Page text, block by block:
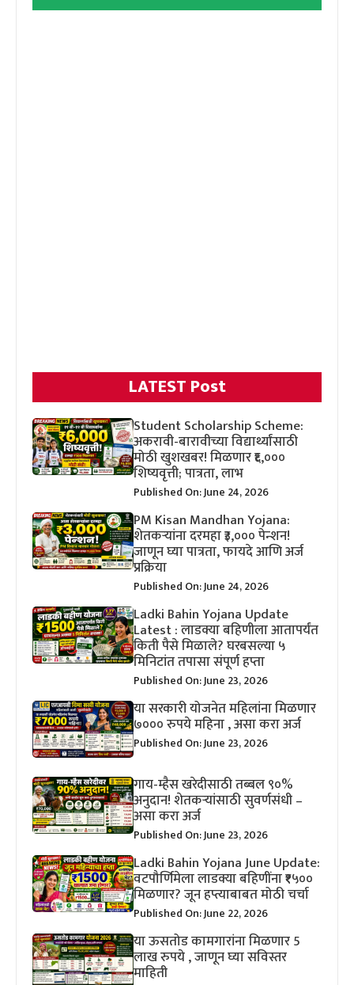
LATEST Post
Student Scholarship Scheme:
अकरावी-बारावीच्या विद्यार्थ्यांसाठी
मोठी खुशखबर! मिळणार ₹६,०००
शिष्यवृत्ती; पात्रता, लाभ
Published On: June 24, 2026
PM Kisan Mandhan Yojana:
शेतकऱ्यांना दरमहा ₹३,००० पेन्शन!
जाणून घ्या पात्रता, फायदे आणि अर्ज
प्रक्रिया
Published On: June 24, 2026
Ladki Bahin Yojana Update
Latest : लाडक्या बहिणीला आतापर्यंत
किती पैसे मिळाले? घरबसल्या ५
मिनिटांत तपासा संपूर्ण हप्ता
Published On: June 23, 2026
या सरकारी योजनेत महिलांना मिळणार
७००० रुपये महिना , असा करा अर्ज
Published On: June 23, 2026
गाय-म्हैस खरेदीसाठी तब्बल ९०%
अनुदान! शेतकऱ्यांसाठी सुवर्णसंधी –
असा करा अर्ज
Published On: June 23, 2026
Ladki Bahin Yojana June Update:
वटपौर्णिमेला लाडक्या बहिणींना ₹१५००
मिळणार? जून हप्त्याबाबत मोठी चर्चा
Published On: June 22, 2026
या ऊसतोड कामगारांना मिळणार 5
लाख रुपये , जाणून घ्या सविस्तर
माहिती